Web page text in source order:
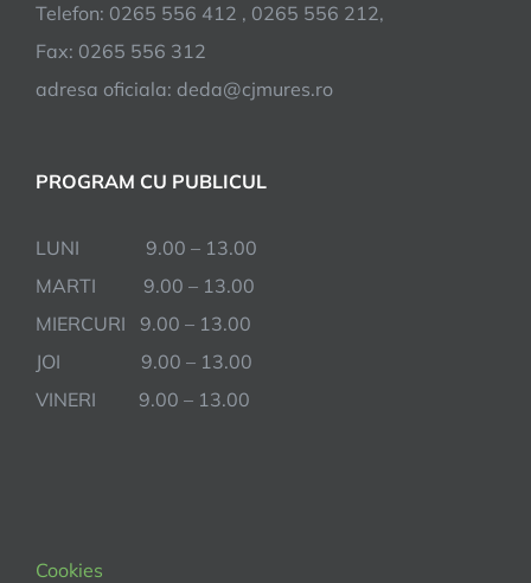
Telefon: 0265 556 412 , 0265 556 212,
Fax: 0265 556 312
adresa oficiala: deda@cjmures.ro
PROGRAM CU PUBLICUL
LUNI 9.00 – 13.00
MARTI 9.00 – 13.00
MIERCURI 9.00 – 13.00
JOI 9.00 – 13.00
VINERI 9.00 – 13.00
Cookies